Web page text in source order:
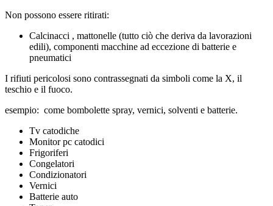
Non possono essere ritirati:
Calcinacci , mattonelle (tutto ciò che deriva da lavorazioni
edili), componenti macchine ad eccezione di batterie e
pneumatici
I rifiuti pericolosi sono contrassegnati da simboli come la X, il
teschio e il fuoco.
esempio: come bombolette spray, vernici, solventi e batterie.
Tv catodiche
Monitor pc catodici
Frigoriferi
Congelatori
Condizionatori
Vernici
Batterie auto